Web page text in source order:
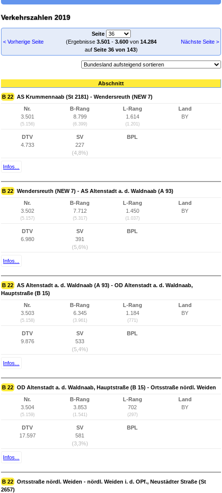
Verkehrszahlen 2019
< Vorherige Seite
Seite
(Ergebnisse 3.501- 3.600von 14.284
auf Seite 36 von 143)
Nächste Seite >
Abschnitt
B 22 AS Krummennaab (St 2181) - Wendersreuth (NEW 7)
Nr.
3.501
(5.156)
B-Rang
8.799
(6.399)
L-Rang
1.614
(1.201)
Land
BY
DTV
4.733
SV
227
(4,8%)
BPL
Infos...
B 22 Wendersreuth (NEW 7) - AS Altenstadt a. d. Waldnaab (A 93)
Nr.
3.502
(5.157)
B-Rang
7.712
(5.317)
L-Rang
1.450
(1.037)
Land
BY
DTV
6.980
SV
391
(5,6%)
BPL
Infos...
B 22 AS Altenstadt a. d. Waldnaab (A 93) - OD Altenstadt a. d. Waldnaab,
Hauptstraße (B 15)
Nr.
3.503
(5.158)
B-Rang
6.345
(3.961)
L-Rang
1.184
(771)
Land
BY
DTV
9.876
SV
533
(5,4%)
BPL
Infos...
B 22 OD Altenstadt a. d. Waldnaab, Hauptstraße (B 15) - Ortsstraße nördl. Weiden
Nr.
3.504
(5.159)
B-Rang
3.853
(1.541)
L-Rang
702
(297)
Land
BY
DTV
17.597
SV
581
(3,3%)
BPL
Infos...
B 22 Ortsstraße nördl. Weiden - nördl. Weiden i. d. OPf., Neustädter Straße (St
2657)